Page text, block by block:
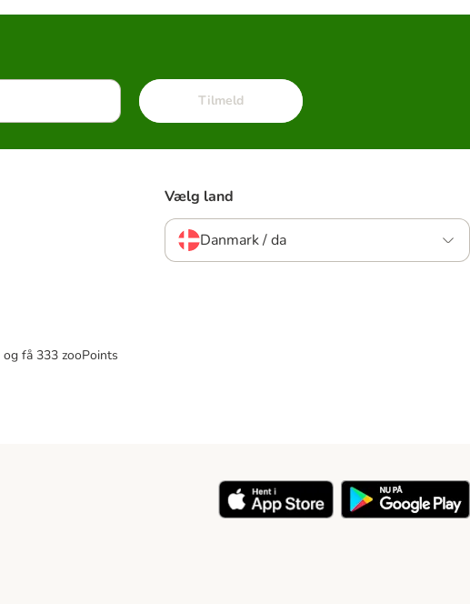
Tilmeld
få 333 zooPoints
Vælg land
Danmark / da